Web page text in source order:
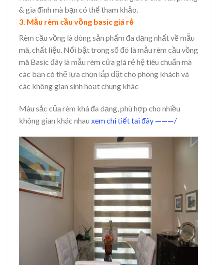
& gia đình mà bạn có thể tham khảo.
3. Mẫu rèm cầu vồng basic giá rẻ
Rèm cầu vồng là dòng sản phẩm đa dạng nhất về mẫu
mã, chất liệu. Nổi bật trong số đó là mẫu rèm cầu vồng
mã Basic đây là mẫu rèm cửa giá rẻ hệ tiêu chuẩn mà
các bạn có thể lựa chọn lắp đặt cho phòng khách và
các không gian sinh hoạt chung khác
Màu sắc của rèm khá đa dạng, phù hợp cho nhiều
không gian khác nhau xem chi tiết tai đây ———/